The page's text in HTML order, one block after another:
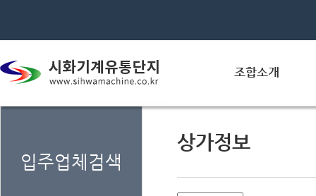
조합소개
입주업체검색
상가정보